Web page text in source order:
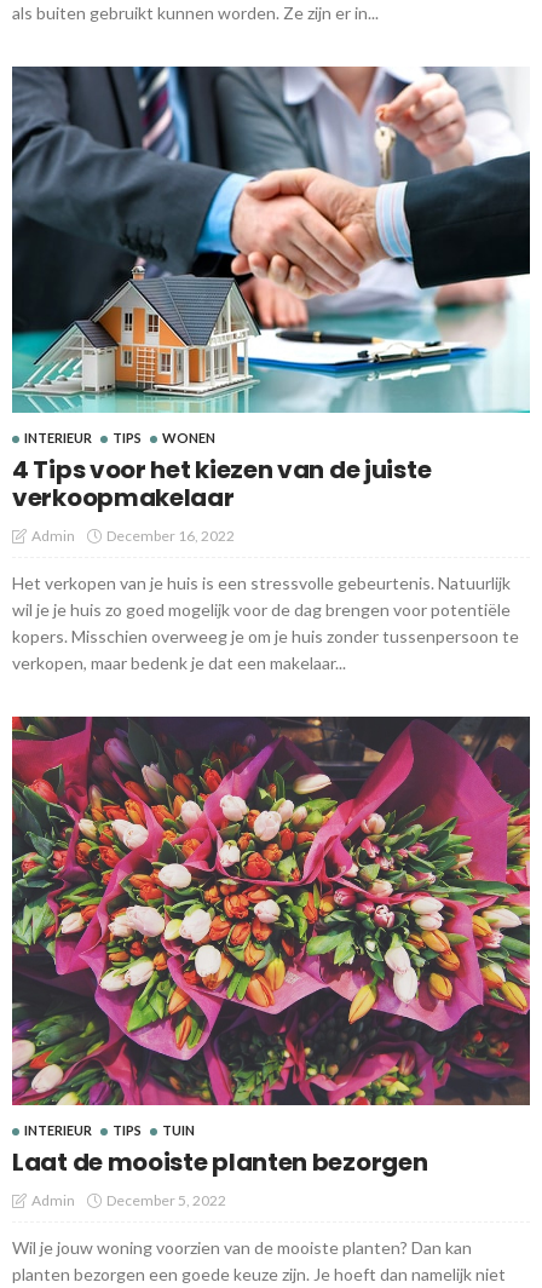
als buiten gebruikt kunnen worden. Ze zijn er in...
INTERIEUR TIPS WONEN
4 Tips voor het kiezen van de juiste
verkoopmakelaar
Admin December 16, 2022
Het verkopen van je huis is een stressvolle gebeurtenis. Natuurlijk
wil je je huis zo goed mogelijk voor de dag brengen voor potentiële
kopers. Misschien overweeg je om je huis zonder tussenpersoon te
verkopen, maar bedenk je dat een makelaar...
INTERIEUR TIPS TUIN
Laat de mooiste planten bezorgen
Admin December 5, 2022
Wil je jouw woning voorzien van de mooiste planten? Dan kan
planten bezorgen een goede keuze zijn. Je hoeft dan namelijk niet